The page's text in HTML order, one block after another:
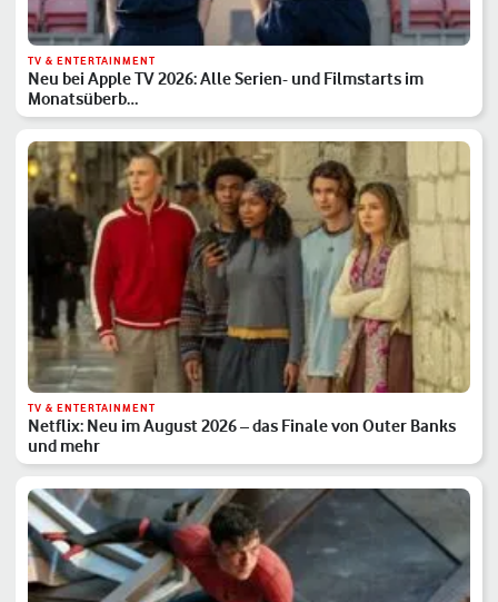
TV & ENTERTAINMENT
Neu bei Apple TV 2026: Alle Serien- und Filmstarts im
Monatsüberb…
TV & ENTERTAINMENT
Netflix: Neu im August 2026 – das Finale von Outer Banks
und mehr